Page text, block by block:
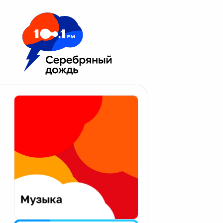
Москва 100.1 FM
Апатиты
Екатеринбург
Калининград
Калуга